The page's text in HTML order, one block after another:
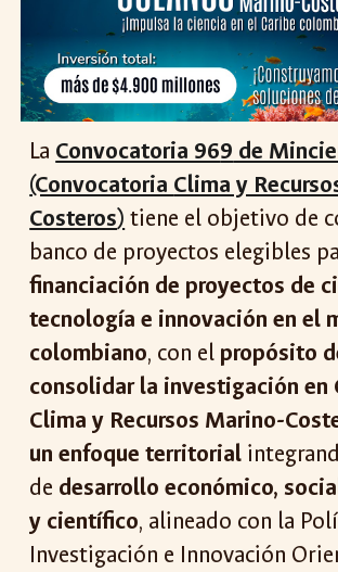
La Convocatoria 969 de
(Convocatoria Clima y
Costeros) tiene el objetivo de
banco de proyectos elegibles
financiación de proyectos de
tecnología e innovación en el
colombiano, con el propósito
consolidar la investigación en
Clima y Recursos Marino-
un enfoque territorial
de desarrollo económico,
y científico, alineado con la
Investigación e Innovación